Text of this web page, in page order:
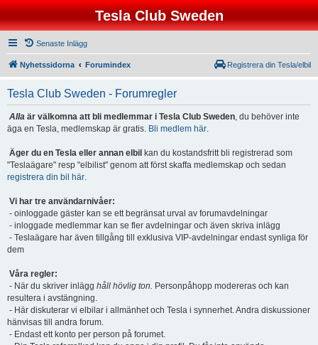
Tesla Club Sweden
Senaste Inlägg
Nyhetssidorna Forumindex Registrera din Tesla/elbil
Tesla Club Sweden - Forumregler
Alla är välkomna att bli medlemmar i Tesla Club Sweden, du behöver inte
äga en Tesla, medlemskap är gratis. Bli medlem här.
Äger du en Tesla eller annan elbil kan du kostandsfritt bli registrerad som
"Teslaägare" resp "elbilist" genom att först skaffa medlemskap och sedan
registrera din bil här.
Vi har tre användarnivåer:
- oinloggade gäster kan se ett begränsat urval av forumavdelningar
- inloggade medlemmar kan se fler avdelningar och även skriva inlägg
- Teslaägare har även tillgång till exklusiva VIP-avdelningar endast synliga för
dem
Våra regler:
- När du skriver inlägg håll hövlig ton. Personpåhopp modereras och kan
resultera i avstängning.
- Här diskuterar vi elbilar i allmänhet och Tesla i synnerhet. Andra diskussioner
hänvisas till andra forum.
- Endast ett konto per person på forumet.